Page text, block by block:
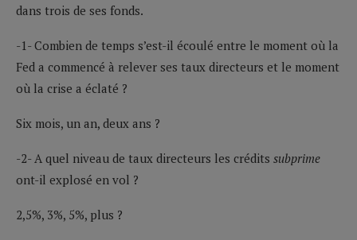
dans trois de ses fonds.
-1- Combien de temps s’est-il écoulé entre le moment où la
Fed a commencé à relever ses taux directeurs et le moment
où la crise a éclaté ?
Six mois, un an, deux ans ?
-2- A quel niveau de taux directeurs les crédits subprime
ont-il explosé en vol ?
2,5%, 3%, 5%, plus ?